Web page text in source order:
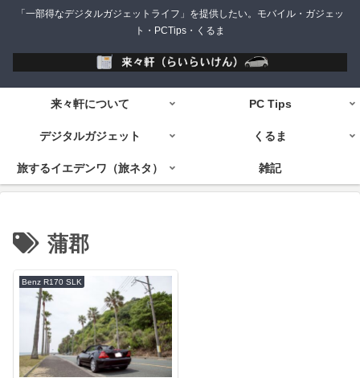
「一部得なデジタルガジェットライフ」を提供したい。モバイル・ガジェッ
ト・PCTips・くるま
来々軒について PC Tips
デジタルガジェット くるま
旅するイエデンワ（旅ネタ） 雑記
蒲郡
Benz R170 SLK